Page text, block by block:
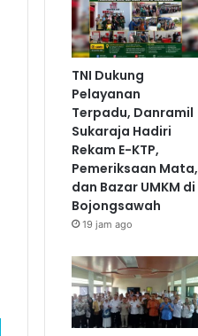
TNI Dukung
Pelayanan
Terpadu, Danramil
Sukaraja Hadiri
Rekam E-KTP,
Pemeriksaan Mata,
dan Bazar UMKM di
Bojongsawah
19 jam ago